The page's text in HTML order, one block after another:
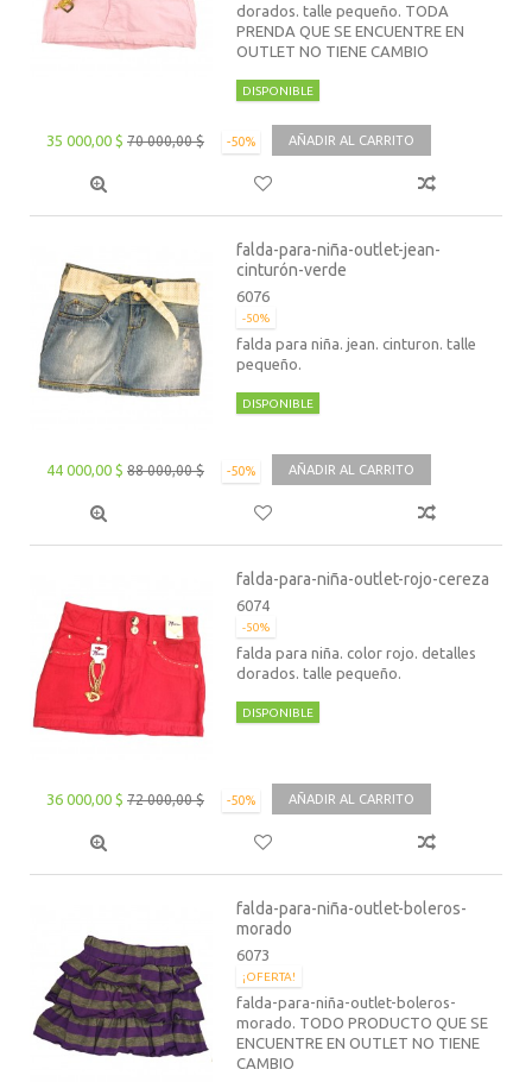
dorados. talle pequeño. TODA
PRENDA QUE SE ENCUENTRE EN
OUTLET NO TIENE CAMBIO
DISPONIBLE
35 000,00 $ 70 000,00 $ -50% AÑADIR AL CARRITO
falda-para-niña-outlet-jean-
cinturón-verde
6076
-50%
falda para niña. jean. cinturon. talle
pequeño.
DISPONIBLE
44 000,00 $ 88 000,00 $ -50% AÑADIR AL CARRITO
falda-para-niña-outlet-rojo-cereza
6074
-50%
falda para niña. color rojo. detalles
dorados. talle pequeño.
DISPONIBLE
36 000,00 $ 72 000,00 $ -50% AÑADIR AL CARRITO
falda-para-niña-outlet-boleros-
morado
6073
¡OFERTA!
falda-para-niña-outlet-boleros-
morado. TODO PRODUCTO QUE SE
ENCUENTRE EN OUTLET NO TIENE
CAMBIO